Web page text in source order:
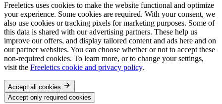
Freeletics uses cookies to make the website functional and optimize
your experience. Some cookies are required. With your consent, we
also use cookies or tracking pixels for marketing purposes. Some of
this data is shared with our advertising partners. These help us
improve our offers, and display tailored content and ads here and on
our partner websites. You can choose whether or not to accept these
non-required cookies. To learn more, or to change your settings,
visit the Freeletics cookie and privacy policy.
Accept all cookies
Accept only required cookies